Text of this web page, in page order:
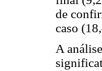
de
caso
A